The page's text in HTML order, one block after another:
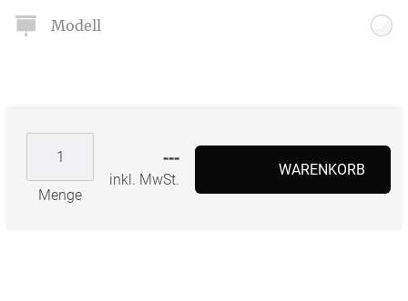
Modell
Menge
---
inkl. MwSt.
WARENKORB